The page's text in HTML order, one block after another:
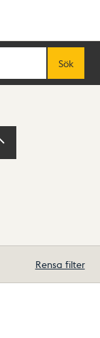
Sök
Rensa filter